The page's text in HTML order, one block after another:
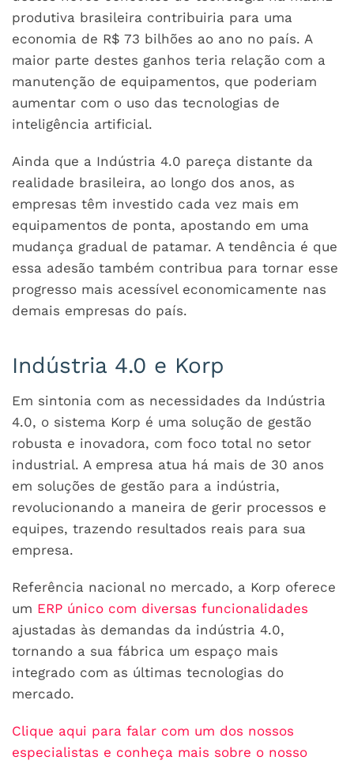
produtiva brasileira contribuiria para uma
economia de R$ 73 bilhões ao ano no país. A
maior parte destes ganhos teria relação com a
manutenção de equipamentos, que poderiam
aumentar com o uso das tecnologias de
inteligência artificial.
Ainda que a Indústria 4.0 pareça distante da
realidade brasileira, ao longo dos anos, as
empresas têm investido cada vez mais em
equipamentos de ponta, apostando em uma
mudança gradual de patamar. A tendência é que
essa adesão também contribua para tornar esse
progresso mais acessível economicamente nas
demais empresas do país.
Indústria 4.0 e Korp
Em sintonia com as necessidades da Indústria
4.0, o sistema Korp é uma solução de gestão
robusta e inovadora, com foco total no setor
industrial. A empresa atua há mais de 30 anos
em soluções de gestão para a indústria,
revolucionando a maneira de gerir processos e
equipes, trazendo resultados reais para sua
empresa.
Referência nacional no mercado, a Korp oferece
um ERP único com diversas funcionalidades
ajustadas às demandas da indústria 4.0,
tornando a sua fábrica um espaço mais
integrado com as últimas tecnologias do
mercado.
Clique aqui para falar com um dos nossos
especialistas e conheça mais sobre o nosso